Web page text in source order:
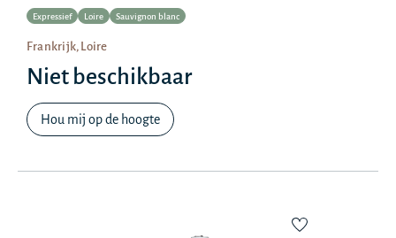
Expressief Loire Sauvignon blanc
Frankrijk, Loire
Niet beschikbaar
Hou mij op de hoogte